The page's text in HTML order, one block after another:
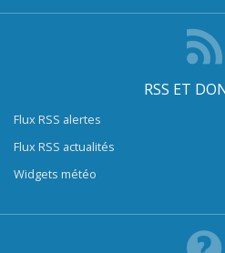
RSS ET
Flux RSS alertes
Flux RSS actualités
Widgets météo